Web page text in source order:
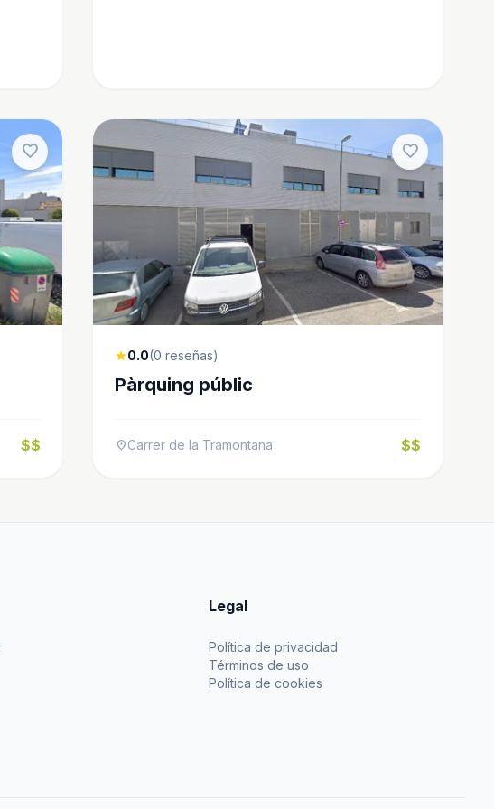
favorite
$$
favorite
star0.0(0 reseñas)
Pàrquing públic
location_onCarrer de la Tramontana $$
Legal
Política de privacidad
Términos de uso
Política de cookies